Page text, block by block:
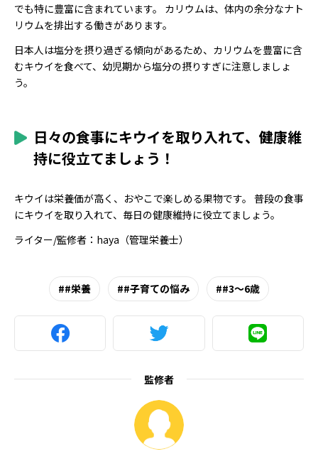
でも特に豊富に含まれています。 カリウムは、体内の余分なナト
リウムを排出する働きがあります。
日本人は塩分を摂り過ぎる傾向があるため、カリウムを豊富に含
むキウイを食べて、幼児期から塩分の摂りすぎに注意しましょ
う。
日々の食事にキウイを取り入れて、健康維
持に役立てましょう！
キウイは栄養価が高く、おやこで楽しめる果物です。 普段の食事
にキウイを取り入れて、毎日の健康維持に役立てましょう。
ライター/監修者：haya（管理栄養士）
#栄養 #子育ての悩み #3～6歳
監修者